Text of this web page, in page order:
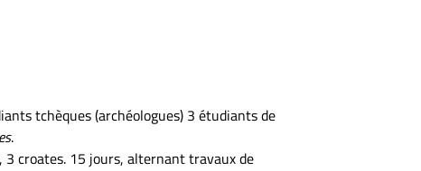
tchèques (archéologues) 3 étudiants de
.
croates. 15 jours, alternant travaux de